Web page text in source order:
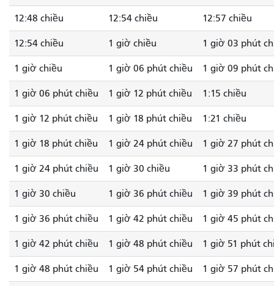
12:48 chiều 12:54 chiều 12:57 chiều
12:54 chiều 1 giờ chiều 1 giờ 03 phút
1 giờ chiều 1 giờ 06 phút chiều 1 giờ 09 phút
1 giờ 06 phút chiều 1 giờ 12 phút chiều 1:15 chiều
1 giờ 12 phút chiều 1 giờ 18 phút chiều 1:21 chiều
1 giờ 18 phút chiều 1 giờ 24 phút chiều 1 giờ 27 phút
1 giờ 24 phút chiều 1 giờ 30 chiều 1 giờ 33 phút
1 giờ 30 chiều 1 giờ 36 phút chiều 1 giờ 39 phút
1 giờ 36 phút chiều 1 giờ 42 phút chiều 1 giờ 45 phút
1 giờ 42 phút chiều 1 giờ 48 phút chiều 1 giờ 51 phút
1 giờ 48 phút chiều 1 giờ 54 phút chiều 1 giờ 57 phút